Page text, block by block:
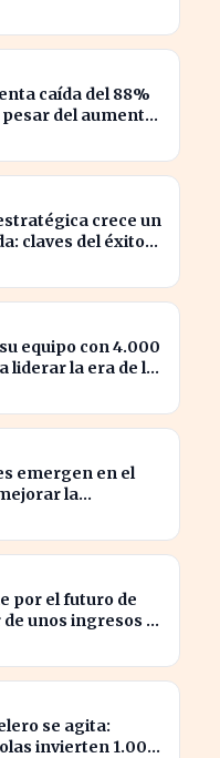
caída del 88%
del aumento
crece un
claves del éxito
equipo con 4.000
liderar la era de la
emergen en el
la
por el futuro de
unos ingresos de
se agita:
invierten 1.000